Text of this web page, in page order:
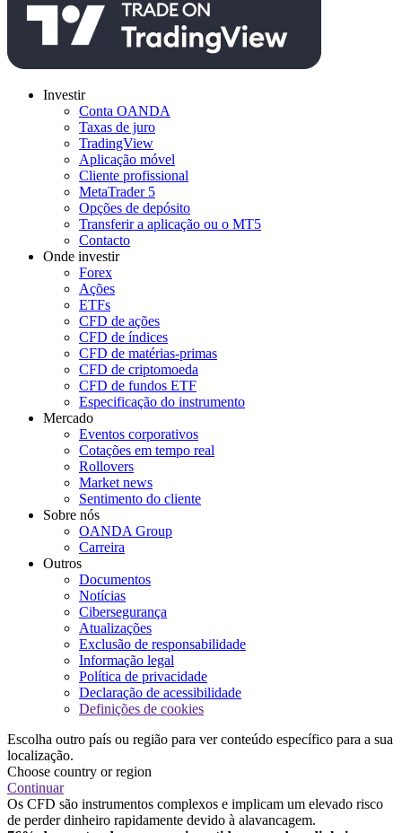
Investir
Conta OANDA
Taxas de juro
TradingView
Aplicação móvel
Cliente profissional
MetaTrader 5
Opções de depósito
Transferir a aplicação ou o MT5
Contacto
Onde investir
Forex
Ações
ETFs
CFD de ações
CFD de índices
CFD de matérias-primas
CFD de criptomoeda
CFD de fundos ETF
Especificação do instrumento
Mercado
Eventos corporativos
Cotações em tempo real
Rollovers
Market news
Sentimento do cliente
Sobre nós
OANDA Group
Carreira
Outros
Documentos
Notícias
Cibersegurança
Atualizações
Exclusão de responsabilidade
Informação legal
Política de privacidade
Declaração de acessibilidade
Definições de cookies
Escolha outro país ou região para ver conteúdo específico para a sua
localização.
Choose country or region
Continuar
Os CFD são instrumentos complexos e implicam um elevado risco
de perder dinheiro rapidamente devido à alavancagem.